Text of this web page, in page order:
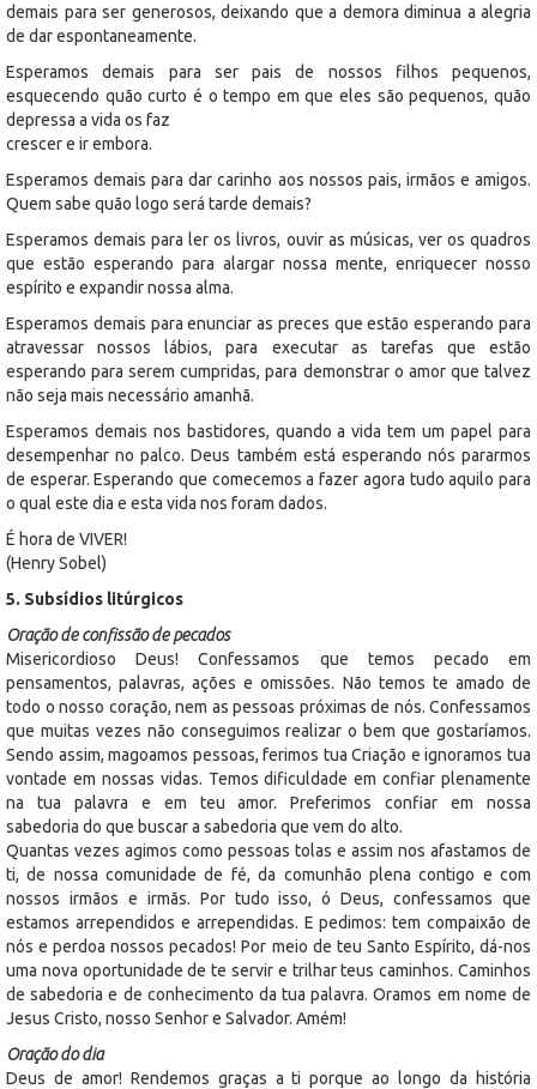
demais para ser generosos, deixando que a demora diminua a alegria
de dar espontaneamente.
Esperamos demais para ser pais de nossos filhos pequenos,
esquecendo quão curto é o tempo em que eles são pequenos, quão
depressa a vida os faz
crescer e ir embora.
Esperamos demais para dar carinho aos nossos pais, irmãos e amigos.
Quem sabe quão logo será tarde demais?
Esperamos demais para ler os livros, ouvir as músicas, ver os quadros
que estão esperando para alargar nossa mente, enriquecer nosso
espírito e expandir nossa alma.
Esperamos demais para enunciar as preces que estão esperando para
atravessar nossos lábios, para executar as tarefas que estão
esperando para serem cumpridas, para demonstrar o amor que talvez
não seja mais necessário amanhã.
Esperamos demais nos bastidores, quando a vida tem um papel para
desempenhar no palco. Deus também está esperando nós pararmos
de esperar. Esperando que comecemos a fazer agora tudo aquilo para
o qual este dia e esta vida nos foram dados.
É hora de VIVER!
(Henry Sobel)
5. Subsídios litúrgicos
Oração de confissão de pecados
Misericordioso Deus! Confessamos que temos pecado em
pensamentos, palavras, ações e omissões. Não temos te amado de
todo o nosso coração, nem as pessoas próximas de nós. Confessamos
que muitas vezes não conseguimos realizar o bem que gostaríamos.
Sendo assim, magoamos pessoas, ferimos tua Criação e ignoramos tua
vontade em nossas vidas. Temos dificuldade em confiar plenamente
na tua palavra e em teu amor. Preferimos confiar em nossa
sabedoria do que buscar a sabedoria que vem do alto.
Quantas vezes agimos como pessoas tolas e assim nos afastamos de
ti, de nossa comunidade de fé, da comunhão plena contigo e com
nossos irmãos e irmãs. Por tudo isso, ó Deus, confessamos que
estamos arrependidos e arrependidas. E pedimos: tem compaixão de
nós e perdoa nossos pecados! Por meio de teu Santo Espírito, dá-nos
uma nova oportunidade de te servir e trilhar teus caminhos. Caminhos
de sabedoria e de conhecimento da tua palavra. Oramos em nome de
Jesus Cristo, nosso Senhor e Salvador. Amém!
Oração do dia
Deus de amor! Rendemos graças a ti porque ao longo da história